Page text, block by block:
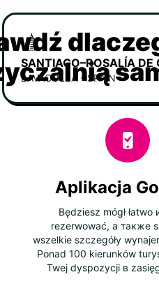
LAVACOLLA - SPAIN
Aplikacja
Będziesz mógł łatwo
rezerwować, а также
wszelkie szczegóły
Ponad 100 kierunków
Twej dyspozycji в